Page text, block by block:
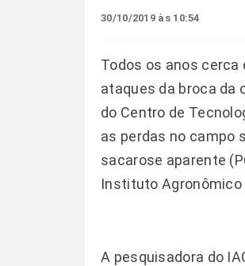
30/10/2019 às 10:54
Todos os anos cerca
ataques da broca da
do Centro de
as perdas no campo
sacarose aparente
Instituto Agronômico
A pesquisadora do